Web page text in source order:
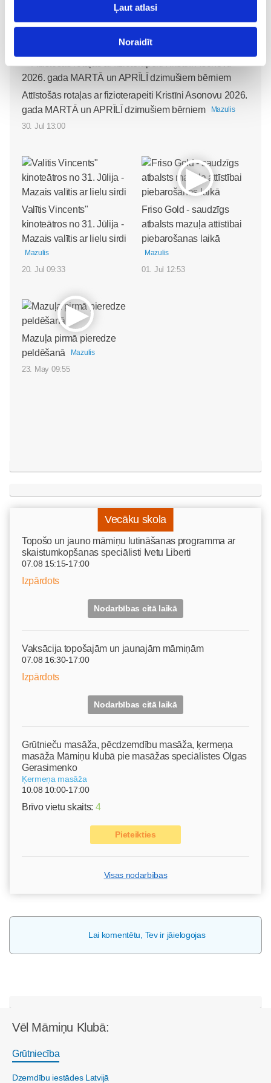
Ļaut atlasi
Noraidīt
Veselības-klubiņš
Attīstošās rotaļas ar fizioterapeiti Kristīni Asonovu 2026.
gada MARTĀ un APRĪLĪ dzimušiem bērniem
Mazulis
30. Jul 13:00
Valītis Vincents"
kinoteātros no 31. Jūlija -
Mazais valītis ar lielu sirdi
Mazulis
20. Jul 09:33
Friso Gold - saudzīgs
atbalsts mazuļa attīstībai
piebarošanas laikā
Mazulis
01. Jul 12:53
Mazuļa pirmā pieredze
peldēšanā
Mazulis
23. May 09:55
Vecāku skola
Topošo un jauno māmiņu lutināšanas programma ar
skaistumkopšanas speciālisti Ivetu Liberti
07.08 15:15-17:00
Izpārdots
Nodarbības citā laikā
Vaksācija topošajām un jaunajām māmiņām
07.08 16:30-17:00
Izpārdots
Nodarbības citā laikā
Grūtnieču masāža, pēcdzemdību masāža, ķermeņa
masāža Māmiņu klubā pie masāžas speciālistes Olgas
Gerasimenko
Ķermeņa masāža
10.08 10:00-17:00
Brīvo vietu skaits: 4
Pieteikties
Visas nodarbības
Lai komentētu, Tev ir jāielogojas
Vēl Māmiņu Klubā:
Grūtniecība
Dzemdību iestādes Latvijā